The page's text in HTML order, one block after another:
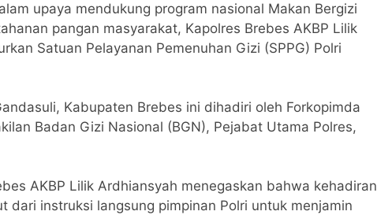
upaya mendukung program nasional Makan Bergizi
pangan masyarakat, Kapolres Brebes AKBP Lilik
Satuan Pelayanan Pemenuhan Gizi (SPPG) Polri
Kabupaten Brebes ini dihadiri oleh Forkopimda
Badan Gizi Nasional (BGN), Pejabat Utama Polres,
AKBP Lilik Ardhiansyah menegaskan bahwa kehadiran
dari instruksi langsung pimpinan Polri untuk menjamin